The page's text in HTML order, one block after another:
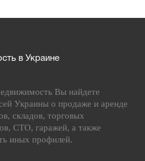
в Украине
Вы найдете
Украины о продаже и аренде
складов, торговых
СТО, гаражей, а также
иных профилей.